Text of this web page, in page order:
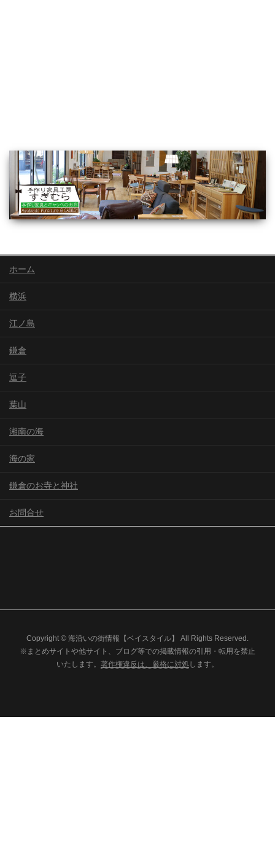
ホーム
横浜
江ノ島
鎌倉
逗子
葉山
湘南の海
海の家
鎌倉のお寺と神社
お問合せ
Copyright © 海沿いの街情報【ベイスタイル】 All Rights Reserved.
※まとめサイトや他サイト、ブログ等での掲載情報の引用・転用を禁止
いたします。 著作権違反は、厳格に対処します。